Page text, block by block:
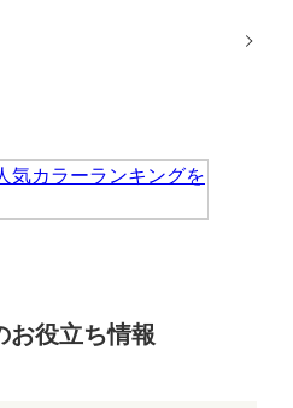
お役立ち情報